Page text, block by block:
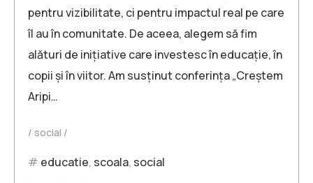
pentru vizibilitate, ci pentru impactul real pe care
îl au în comunitate. De aceea, alegem să fim
alături de inițiative care investesc în educație, în
copii și în viitor. Am susținut conferința „Creștem
Aripi…
social
educatie, scoala, social